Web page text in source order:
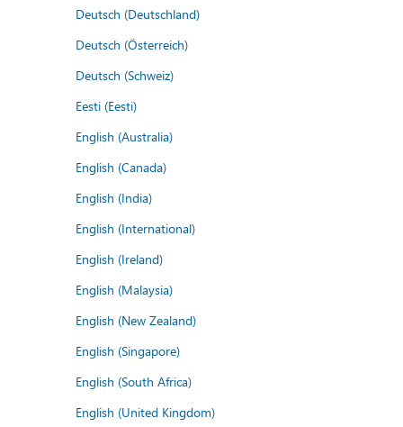
Deutsch (Deutschland)
Deutsch (Österreich)
Deutsch (Schweiz)
Eesti (Eesti)
English (Australia)
English (Canada)
English (India)
English (International)
English (Ireland)
English (Malaysia)
English (New Zealand)
English (Singapore)
English (South Africa)
English (United Kingdom)